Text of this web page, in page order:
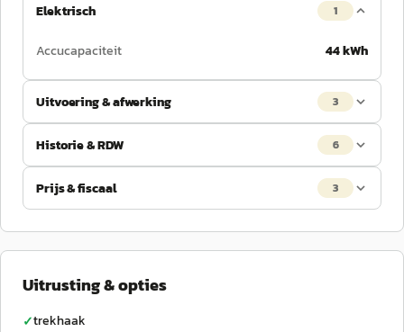
Elektrisch 1
Accucapaciteit 44 kWh
Uitvoering & afwerking 3
Historie & RDW 6
Prijs & fiscaal 3
Uitrusting & opties
✓trekhaak